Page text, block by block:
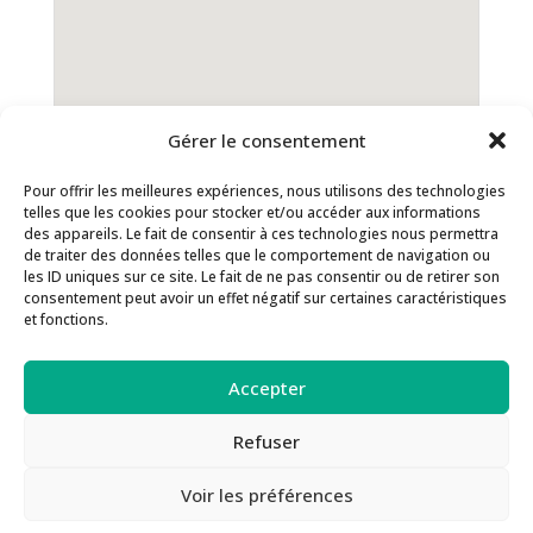
Gérer le consentement
Pour offrir les meilleures expériences, nous utilisons des technologies
telles que les cookies pour stocker et/ou accéder aux informations
des appareils. Le fait de consentir à ces technologies nous permettra
de traiter des données telles que le comportement de navigation ou
les ID uniques sur ce site. Le fait de ne pas consentir ou de retirer son
consentement peut avoir un effet négatif sur certaines caractéristiques
et fonctions.
Accepter
Refuser
Voir les préférences
Contact
Inscription Newsletter
Séances de supervision
Guide des Méthodes PEAT
Actualités
Politique de cookies